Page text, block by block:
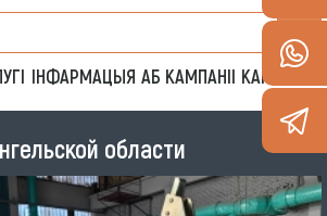
ІНФАРМАЦЫЯ АБ КАМПАНІІ КАНТАКТЫ
области